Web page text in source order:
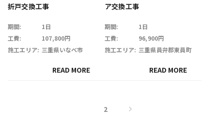
折戸交換工事
期間:
1日
工費:
107,800円
施工エリア: 三重県いなべ市
READ MORE
ア交換工事
期間:
1日
工費:
96,900円
施工エリア: 三重県員弁郡東員町
READ MORE
2